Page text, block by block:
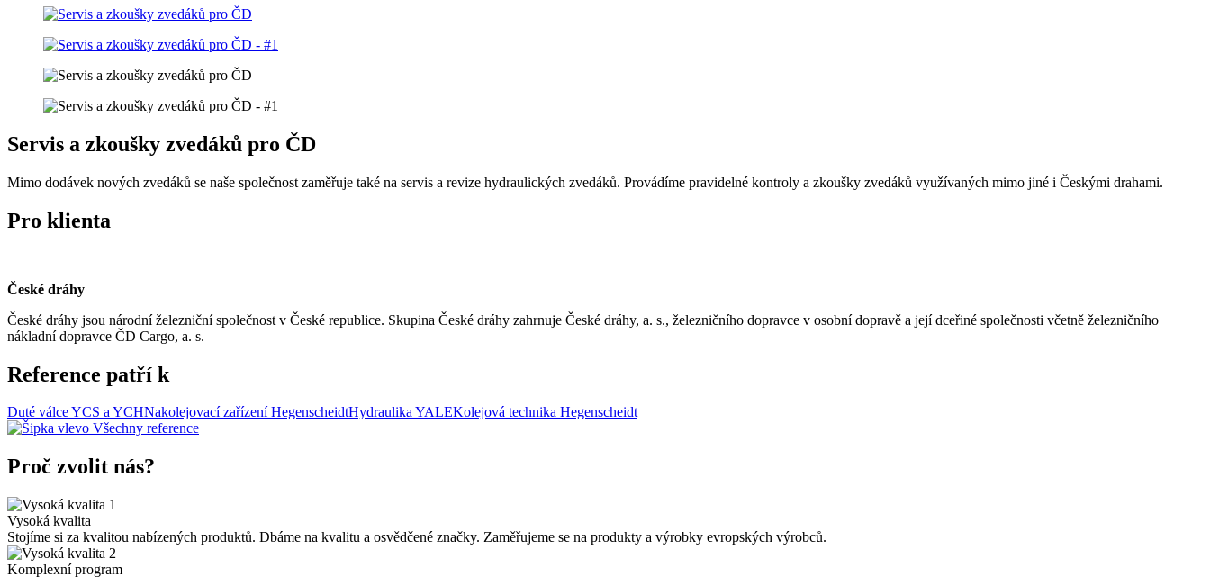
Servis a zkoušky zvedáků pro ČD
Mimo dodávek nových zvedáků se naše společnost zaměřuje také na servis a revize hydraulických zvedáků. Provádíme pravidelné kontroly a zkoušky zvedáků využívaných mimo jiné i Českými drahami.
Pro klienta
České dráhy
České dráhy jsou národní železniční společnost v České republice. Skupina České dráhy zahrnuje České dráhy, a. s., železničního dopravce v osobní dopravě a její dceřiné společnosti včetně železničního
nákladní dopravce ČD Cargo, a. s.
Reference patří k
Duté válce YCS a YCHNakolejovací zařízení HegenscheidtHydraulika YALEKolejová technika Hegenscheidt
Všechny reference
Proč zvolit nás?
1
Vysoká kvalita
Stojíme si za kvalitou nabízených produktů. Dbáme na kvalitu a osvědčené značky. Zaměřujeme se na produkty a výrobky evropských výrobců.
2
Komplexní program